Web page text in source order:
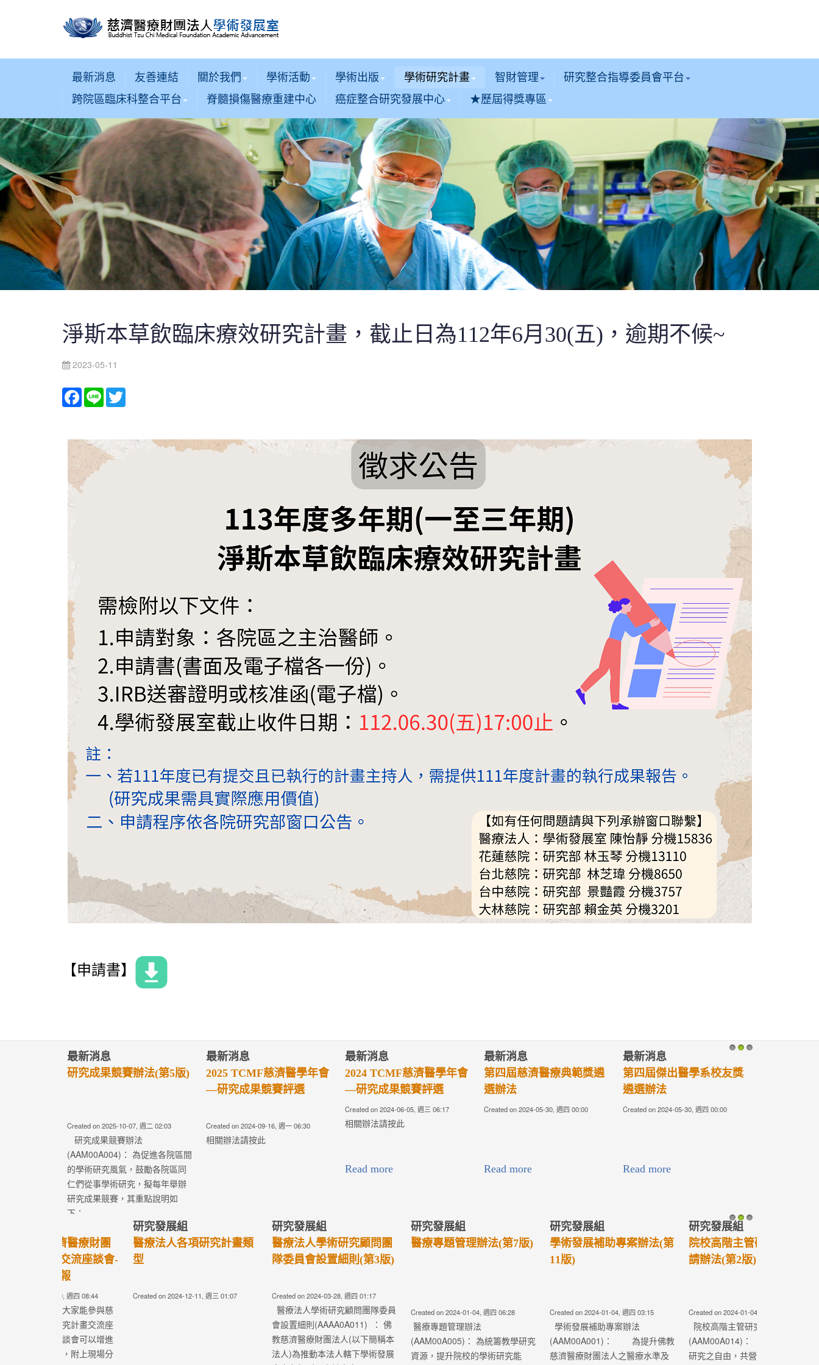
最新消息 友善連結 關於我們 學術活動 學術出版 學術研究計畫 智財管理
研究整合指導委員會平台
跨院區臨床科整合平台
脊髓損傷醫療重建中心 癌症整合研究發展中心 ★歷屆得獎專區
淨斯本草飲臨床療效研究計畫，截止日為112年6月30(五)，逾期不候~
2023-05-11
Facebook
Line
【申請書】
最新消息
2024 TCMF慈濟醫學年會
相關辦法請按此
Read more
最新消息
第四屆慈濟醫療典範獎遴
選辦法
最新消息
第四屆傑出醫學系校友獎
遴選辦法
Created on 2024-05-30, 週四 00:00
Read more
最新消息
第四屆優秀年輕醫師獎遴
選辦法
Created on 2024-05-30, 週四 00:00
Read more
最新消息
2023TCMF慈濟醫學年會-
歡迎您
Created on 2023-10-30, 週一 08:05
Read more
研究發展組
醫療專題管理辦法(第7版)
醫療專題管理辦法
(AAM00A005)： 為統籌教學研究
資源，提升院校的學術研究能
量，俾使各項計畫能夠符合醫療
志業任務導向、人才培育、基層
學術發展補助專案辦法(第
11版)
學術發展補助專案辦法
(AAM00A001)： 為提升佛教
慈濟醫療財團法人之醫療水準及
推動各院區的學...
院校高階主管研究計畫申
請辦法(第2版)
院校高階主管研究計畫申請辦法
(AAM00A014)： 為保障學術
研究之自由，共營良好的學術環
境及追...
醫療專題管理辦法(第4版)
(AAM00A005)： 為統籌教學研究
資源，提升七院二校的學術研究
能量，俾使各項計畫能夠符合醫
療志業任務導向、人才培育、基
醫療法人學術發展室【110
年度各類型研究計畫】即
日起開始徵求，收件截止
日為109年5月15日(五)中...
研究計畫、跨院區合作計畫、中
西醫整合研究計畫之團隊負責人
(計畫主持人)，必須在提交計畫時
同時有一篇一年內與計畫研究主